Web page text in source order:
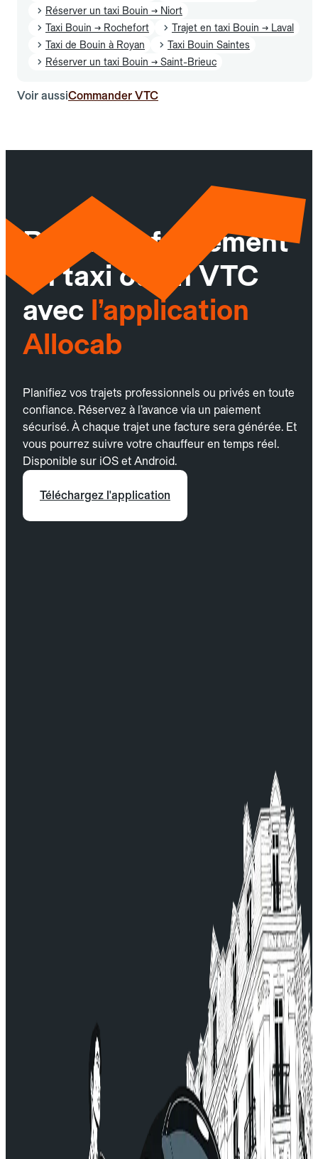
Réserver un taxi Bouin → Niort
Taxi Bouin → Rochefort
Trajet en taxi Bouin → Laval
Taxi de Bouin à Royan
Taxi Bouin Saintes
Réserver un taxi Bouin → Saint-Brieuc
Voir aussiCommander VTC
Réservez facilement
un taxi ou un VTC
avec l’application
Allocab
Planifiez vos trajets professionnels ou privés en toute
confiance. Réservez à l’avance via un paiement
sécurisé. À chaque trajet une facture sera générée. Et
vous pourrez suivre votre chauffeur en temps réel.
Disponible sur iOS et Android.
Téléchargez l'application